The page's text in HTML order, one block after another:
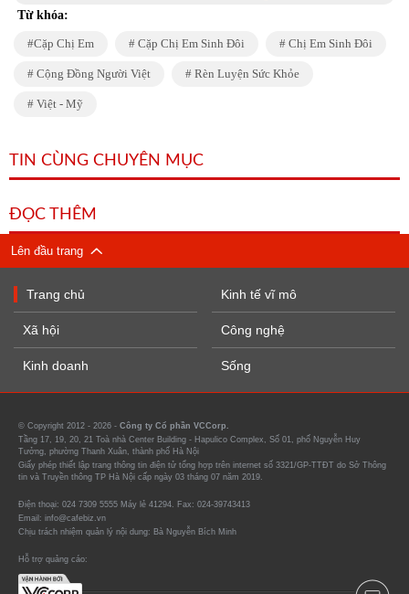
Từ khóa:
Cặp Chị Em Cặp Chị Em Sinh Đôi Chị Em Sinh Đôi
Cộng Đồng Người Việt Rèn Luyện Sức Khỏe
Việt - Mỹ
TIN CÙNG CHUYÊN MỤC
ĐỌC THÊM
Lên đầu trang
Trang chủ
Xã hội
Kinh doanh
Kinh tế vĩ mô
Công nghệ
Sống
© Copyright 2012 - 2026 - Công ty Cổ phần VCCorp.
Tầng 17, 19, 20, 21 Toà nhà Center Building - Hapulico Complex, Số 01, phố Nguyễn Huy
Tưởng, phường Thanh Xuân, thành phố Hà Nội
Giấy phép thiết lập trang thông tin điện tử tổng hợp trên internet số 3321/GP-TTĐT do Sở Thông
tin và Truyền thông TP Hà Nội cấp ngày 03 tháng 07 năm 2019.
Điện thoại: 024 7309 5555 Máy lẻ 41294. Fax: 024-39743413
Email: info@cafebiz.vn
Chịu trách nhiệm quản lý nội dung: Bà Nguyễn Bích Minh
Hỗ trợ quảng cáo: